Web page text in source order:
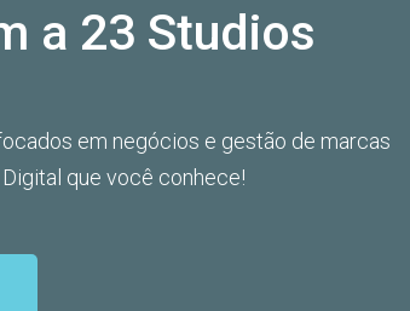
a 23 Studios
em negócios e gestão de marcas
que você conhece!